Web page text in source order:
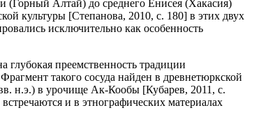
(Горный Алтай) до среднего Енисея (Хакасия)
культуры [Степанова, 2010, с. 180] в этих двух
исключительно как особенность
глубокая преемственность традиции
такого сосуда найден в древнетюркской
н.э.) в урочище Ак-Кообы [Кубарев, 2011, с.
и в этнографических материалах